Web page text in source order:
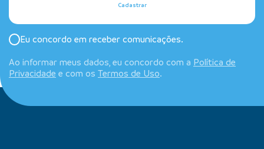
Cadastrar
Eu concordo em receber comunicações.
Ao informar meus dados, eu concordo com a Política de
Privacidade e com os Termos de Uso.